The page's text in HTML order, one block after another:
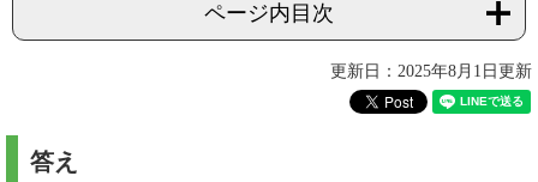
ページ内目次
更新日：2025年8月1日更新
答え